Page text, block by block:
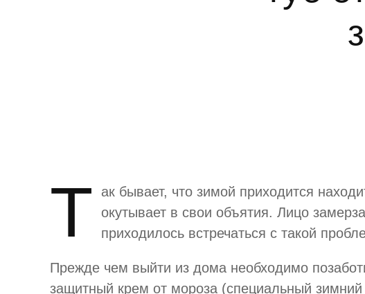
Т
ак бывает, что зимой приходится
окутывает в свои объятия. Лицо
приходилось встречаться с такой
Прежде чем выйти из дома необходимо
защитный крем от мороза (специальный